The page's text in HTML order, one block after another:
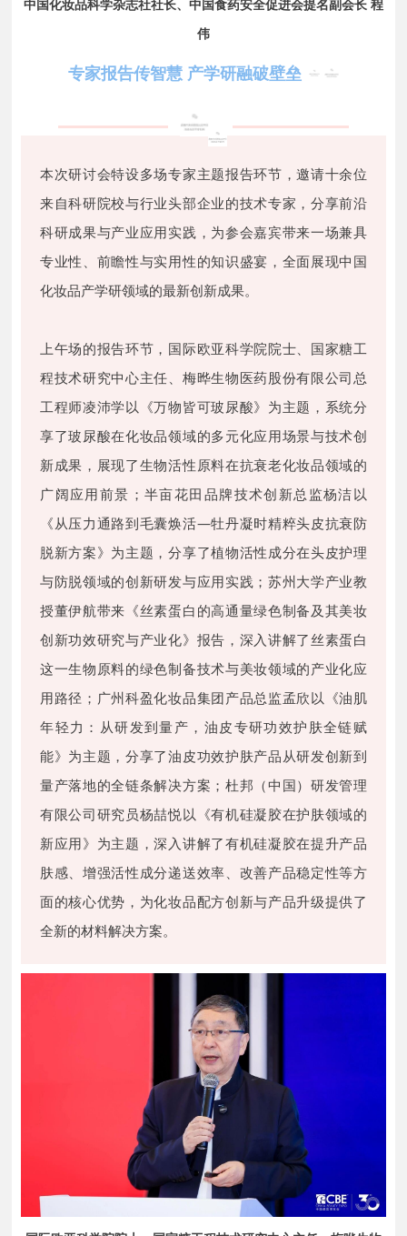
中国化妆品科学杂志社社长、中国食药安全促进会提名副会长 程
伟
专家报告传智慧 产学研融破壁垒
本次研讨会特设多场专家主题报告环节，邀请十余位
来自科研院校与行业头部企业的技术专家，分享前沿
科研成果与产业应用实践，为参会嘉宾带来一场兼具
专业性、前瞻性与实用性的知识盛宴，全面展现中国
化妆品产学研领域的最新创新成果。
上午场的报告环节，国际欧亚科学院院士、国家糖工
程技术研究中心主任、梅晔生物医药股份有限公司总
工程师凌沛学以《万物皆可玻尿酸》为主题，系统分
享了玻尿酸在化妆品领域的多元化应用场景与技术创
新成果，展现了生物活性原料在抗衰老化妆品领域的
广阔应用前景；半亩花田品牌技术创新总监杨洁以
《从压力通路到毛囊焕活—牡丹凝时精粹头皮抗衰防
脱新方案》为主题，分享了植物活性成分在头皮护理
与防脱领域的创新研发与应用实践；苏州大学产业教
授董伊航带来《丝素蛋白的高通量绿色制备及其美妆
创新功效研究与产业化》报告，深入讲解了丝素蛋白
这一生物原料的绿色制备技术与美妆领域的产业化应
用路径；广州科盈化妆品集团产品总监孟欣以《油肌
年轻力：从研发到量产，油皮专研功效护肤全链赋
能》为主题，分享了油皮功效护肤产品从研发创新到
量产落地的全链条解决方案；杜邦（中国）研发管理
有限公司研究员杨喆悦以《有机硅凝胶在护肤领域的
新应用》为主题，深入讲解了有机硅凝胶在提升产品
肤感、增强活性成分递送效率、改善产品稳定性等方
面的核心优势，为化妆品配方创新与产品升级提供了
全新的材料解决方案。